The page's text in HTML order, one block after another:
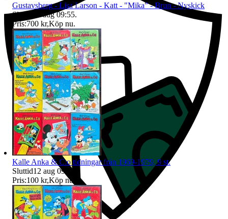
Gustavsberg - Lisa Larson - Katt - "Mika" - Brun - Nyskick
Sluttid
11 aug 09:55.
Pris:700 kr,Köp nu.
Kalle Anka & C:o tidningar från 1969-1979, 9 st.
Sluttid12 aug 09:05
Pris:100 kr,Köp nu